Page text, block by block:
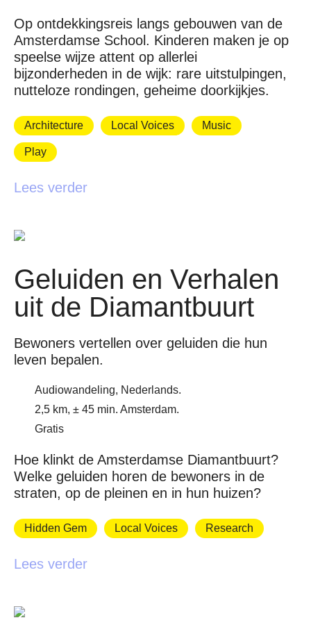
Op ontdekkingsreis langs gebouwen van de
Amsterdamse School. Kinderen maken je op
speelse wijze attent op allerlei
bijzonderheden in de wijk: rare uitstulpingen,
nutteloze rondingen, geheime doorkijkjes.
Architecture Local Voices Music
Play
Lees verder
Geluiden en Verhalen
uit de Diamantbuurt
Bewoners vertellen over geluiden die hun
leven bepalen.
Audiowandeling, Nederlands.
2,5 km, ± 45 min. Amsterdam.
Gratis
Hoe klinkt de Amsterdamse Diamantbuurt?
Welke geluiden horen de bewoners in de
straten, op de pleinen en in hun huizen?
Hidden Gem Local Voices Research
Lees verder